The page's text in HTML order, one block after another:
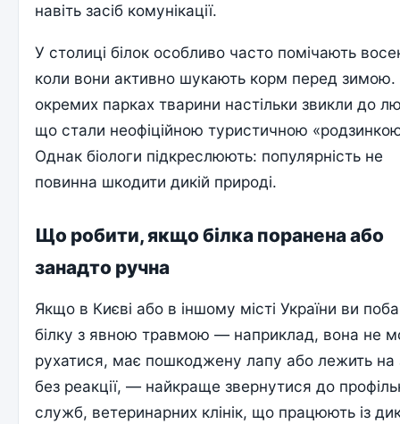
навіть засіб комунікації.
У столиці білок особливо часто помічають
коли вони активно шукають корм перед зимою.
окремих парках тварини настільки звикли до
що стали неофіційною туристичною
Однак біологи підкреслюють: популярність не
повинна шкодити дикій природі.
Що робити, якщо білка поранена або
занадто ручна
Якщо в Києві або в іншому місті України ви
білку з явною травмою — наприклад, вона не
рухатися, має пошкоджену лапу або лежить на
без реакції, — найкраще звернутися до
служб, ветеринарних клінік, що працюють із